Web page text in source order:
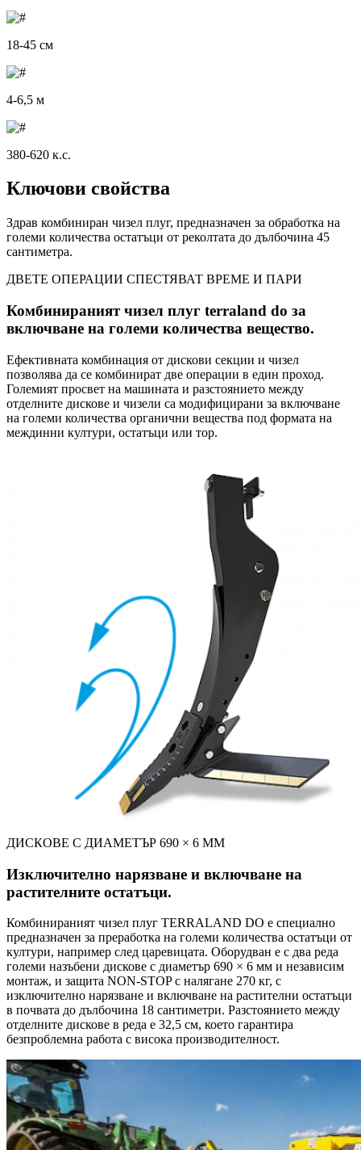
18-45 см
4-6,5 м
380-620 к.с.
Ключови свойства
Здрав комбиниран чизел плуг, предназначен за обработка на
големи количества остатъци от реколтата до дълбочина 45
сантиметра.
ДВЕТЕ ОПЕРАЦИИ СПЕСТЯВАТ ВРЕМЕ И ПАРИ
Комбинираният чизел плуг terraland do за
включване на големи количества вещество.
Ефективната комбинация от дискови секции и чизел
позволява да се комбинират две операции в един проход.
Големият просвет на машината и разстоянието между
отделните дискове и чизели са модифицирани за включване
на големи количества органични вещества под формата на
междинни култури, остатъци или тор.
ДИСКОВЕ С ДИАМЕТЪР 690 × 6 ММ
Изключително нарязване и включване на
растителните остатъци.
Комбинираният чизел плуг TERRALAND DO е специално
предназначен за преработка на големи количества остатъци от
култури, например след царевицата. Оборудван е с два реда
големи назъбени дискове с диаметър 690 × 6 мм и независим
монтаж, и защита NON-STOP с налягане 270 кг, с
изключително нарязване и включване на растителни остатъци
в почвата до дълбочина 18 сантиметри. Разстоянието между
отделните дискове в реда е 32,5 см, което гарантира
безпроблемна работа с висока производителност.